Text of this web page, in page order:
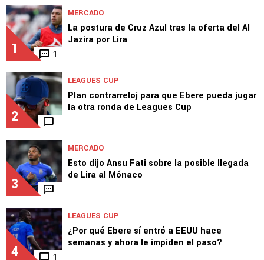
1 1
MERCADO
La postura de Cruz Azul tras la oferta del Al
Jazira por Lira
2
LEAGUES CUP
Plan contrarreloj para que Ebere pueda jugar
la otra ronda de Leagues Cup
3
MERCADO
Esto dijo Ansu Fati sobre la posible llegada
de Lira al Mónaco
4 1
LEAGUES CUP
¿Por qué Ebere sí entró a EEUU hace
semanas y ahora le impiden el paso?